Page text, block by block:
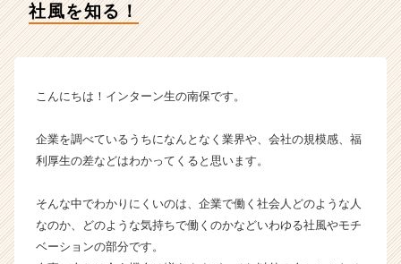
ベ
チ
ャ
成
長
企
業
社風を知る！
こんにちは！インターン生の南保です。
企業を調べているうちになんとなく業界や、会社の規模感、福
利厚生の差などはわかってくると思います。
そんな中でわかりにくいのは、企業で働く社会人どのような人
なのか、どのような気持ちで働くのかなどいわゆる社風やモチ
ベーションの部分です。